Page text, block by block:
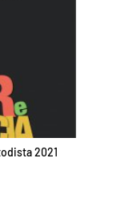
2021